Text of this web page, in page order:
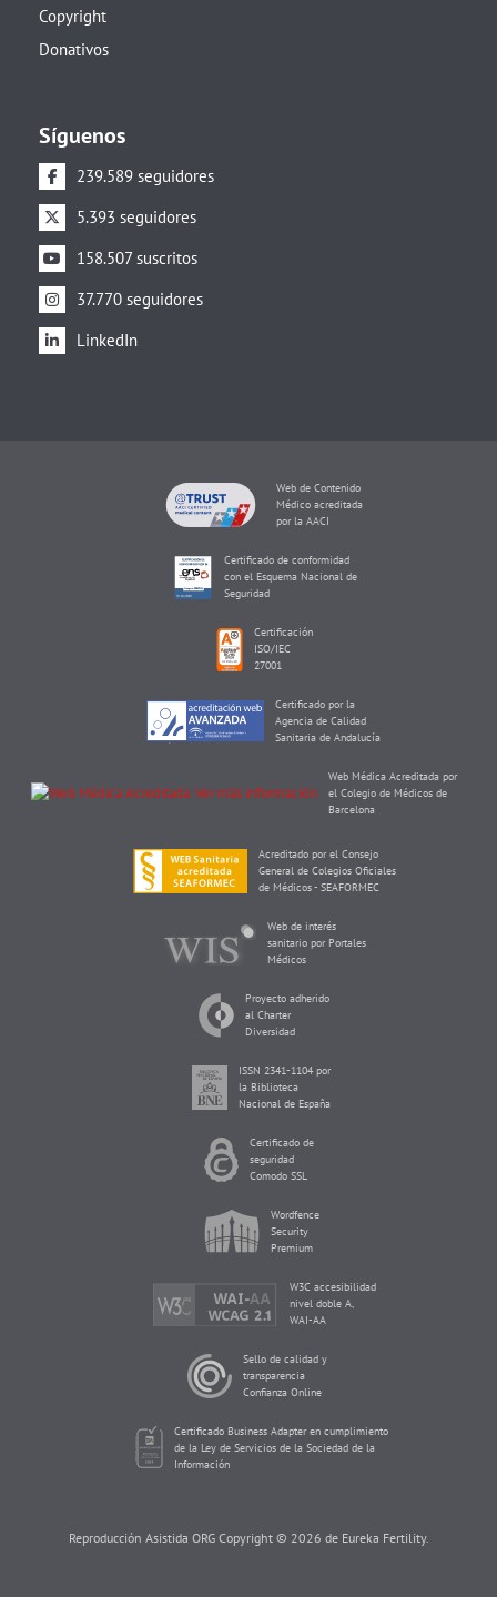
Copyright
Donativos
Síguenos
239.589 seguidores
5.393 seguidores
158.507 suscritos
37.770 seguidores
LinkedIn
Web de Contenido
Médico acreditada
por la AACI
Certificado de conformidad
con el Esquema Nacional de
Seguridad
Certificación
ISO/IEC
27001
Certificado por la
Agencia de Calidad
Sanitaria de Andalucía
Web Médica Acreditada por
el Colegio de Médicos de
Barcelona
Acreditado por el Consejo
General de Colegios Oficiales
de Médicos - SEAFORMEC
Web de interés
sanitario por Portales
Médicos
Proyecto adherido
al Charter
Diversidad
ISSN 2341-1104 por
la Biblioteca
Nacional de España
Certificado de
seguridad
Comodo SSL
Wordfence
Security
Premium
W3C accesibilidad
nivel doble A,
WAI-AA
Sello de calidad y
transparencia
Confianza Online
Certificado Business Adapter en cumplimiento
de la Ley de Servicios de la Sociedad de la
Información
Reproducción Asistida ORG Copyright © 2026 de Eureka Fertility.